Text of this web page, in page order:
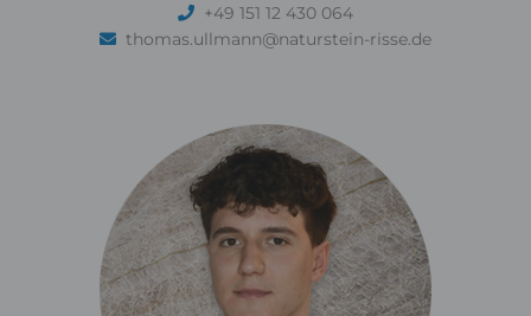
+49 151 12 430 064
thomas.ullmann@naturstein-risse.de